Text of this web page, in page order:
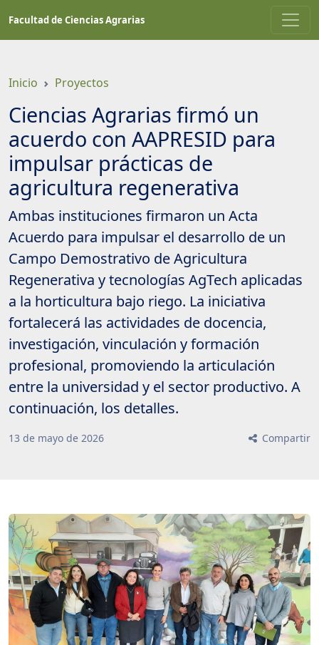
contenido
Facultad de Ciencias Agrarias
Inicio Proyectos
Ciencias Agrarias firmó un
acuerdo con AAPRESID para
impulsar prácticas de
agricultura regenerativa
Ambas instituciones firmaron un Acta
Acuerdo para impulsar el desarrollo de un
Campo Demostrativo de Agricultura
Regenerativa y tecnologías AgTech aplicadas
a la horticultura bajo riego. La iniciativa
fortalecerá las actividades de docencia,
investigación, vinculación y formación
profesional, promoviendo la articulación
entre la universidad y el sector productivo. A
continuación, los detalles.
13 de mayo de 2026 Compartir